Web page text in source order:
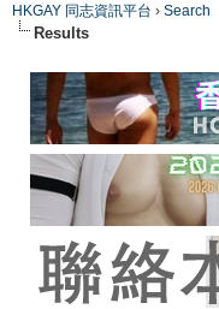
HKGAY 同志資訊平台 › Search
Results